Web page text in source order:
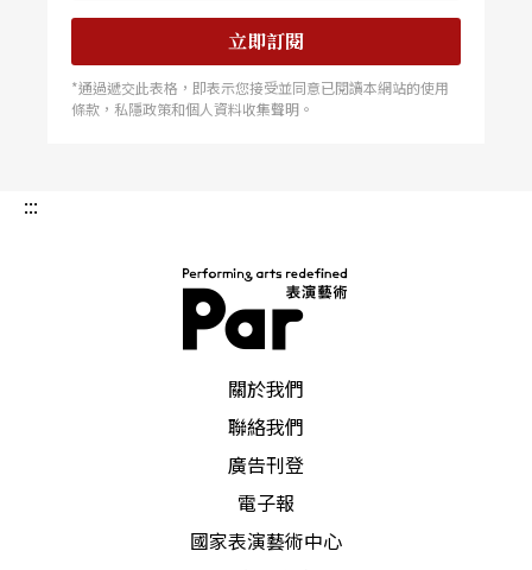
作者被召去議會「說明」的例子。當藝術被如此粗
暴的對待，藝術人中的藝術及美學問題即告消失，
而只剩下立場原則之爭。而這種情況，隨著藝術正
術已不再是文化藝術，文化藝術已變成了政治！
政治新貴支配文化的權力慾望
文化藝術與政治的轇轕，不同的國家有不同的面
貌，在台灣，這種轇轕則以另一種型態正在表現
著。以往的台灣，政治威權、經濟落後、國家贊助
乃是文化藝術活動的最大且幾乎是唯一的支撑力
立即訂閱
*通過遞交此表格，即表示您接受並同意已閱讀本網站的使用
條款，私隱政策和個人資料收集聲明。
:::
關於我們
聯絡我們
廣告刊登
電子報
國家表演藝術中心